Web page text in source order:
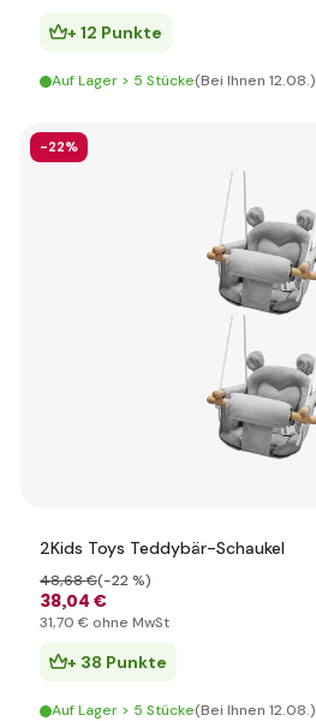
+ 12 Punkte
Auf Lager > 5 Stücke(Bei Ihnen 12.08.)
-22%
2Kids Toys Teddybär-Schaukel
38,04 €
48,68 €(-22 %)
31,70 € ohne MwSt
+ 38 Punkte
Auf Lager > 5 Stücke(Bei Ihnen 12.08.)